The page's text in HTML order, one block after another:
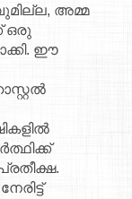
അമ്മ
ഒരു
ഈ